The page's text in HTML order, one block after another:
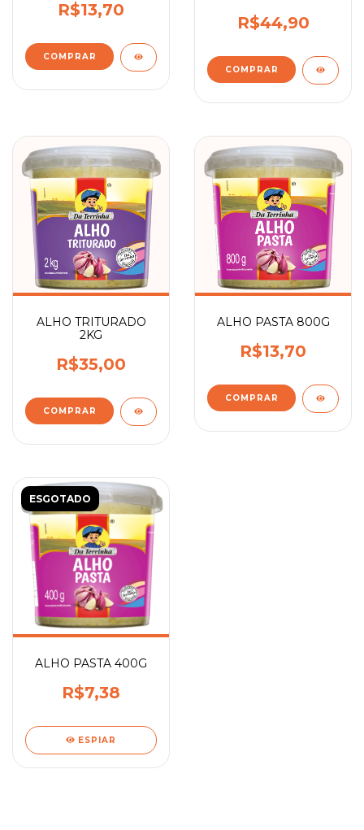
R$13,70
R$44,90
ALHO TRITURADO
2KG
R$35,00
ALHO PASTA 800G
R$13,70
ESGOTADO
ALHO PASTA 400G
R$7,38
ESPIAR